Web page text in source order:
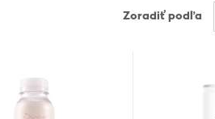
Zoradiť podľa